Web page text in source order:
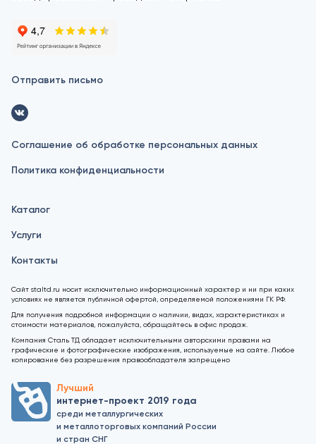
Отправить письмо
Соглашение об обработке персональных данных
Политика конфиденциальности
Каталог
Услуги
Контакты
Сайт staltd.ru носит исключительно информационный характер и ни при каких
условиях не является публичной офертой, определяемой положениями ГК РФ.
Для получения подробной информации о наличии, видах, характеристиках и
стоимости материалов, пожалуйста, обращайтесь в офис продаж.
Компания Сталь ТД обладает исключительными авторскими правами на
графические и фотографические изображения, используемые на сайте. Любое
копирование без разрешения правообладателя запрещено
Лучший
интернет-проект 2019 года
среди металлургических
и металлоторговых компаний России
и стран СНГ